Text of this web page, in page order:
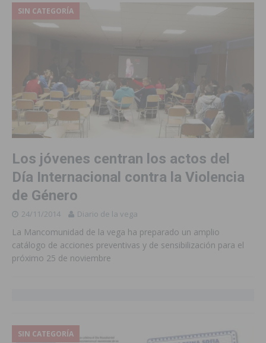
SIN CATEGORÍA
Los jóvenes centran los actos del
Día Internacional contra la Violencia
de Género
24/11/2014 Diario de la vega
La Mancomunidad de la vega ha preparado un amplio
catálogo de acciones preventivas y de sensibilización para el
próximo 25 de noviembre
SIN CATEGORÍA